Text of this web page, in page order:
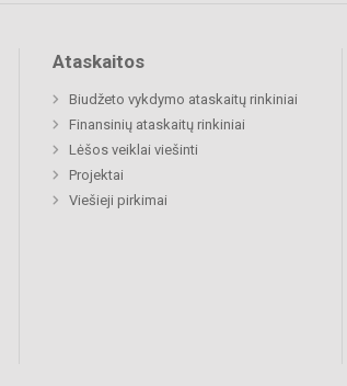
Ataskaitos
Biudžeto vykdymo ataskaitų rinkiniai
Finansinių ataskaitų rinkiniai
Lėšos veiklai viešinti
Projektai
Viešieji pirkimai